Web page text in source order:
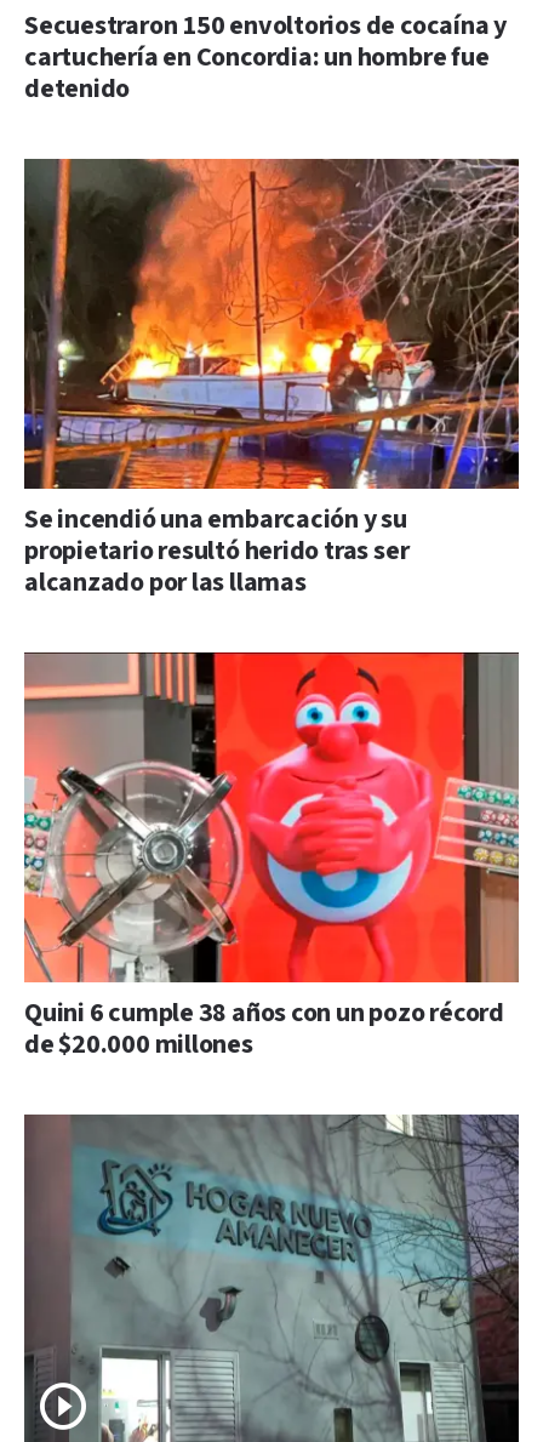
Secuestraron 150 envoltorios de cocaína y
cartuchería en Concordia: un hombre fue
detenido
Se incendió una embarcación y su
propietario resultó herido tras ser
alcanzado por las llamas
Quini 6 cumple 38 años con un pozo récord
de $20.000 millones